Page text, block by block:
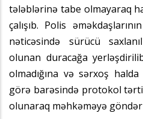
tələblərinə tabe olmayaraq
çalışıb. Polis
nəticəsində sürücü
olunan duracağa
olmadığına və sərxoş
görə barəsində protokol
olunaraq məhkəməyə